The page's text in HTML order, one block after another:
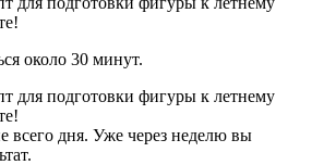
около 30 минут.
всего дня. Уже через неделю вы